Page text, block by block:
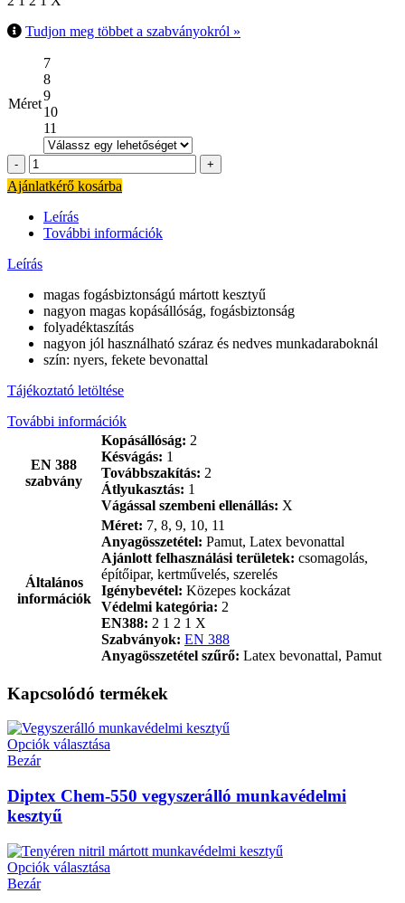
Tudjon meg többet a szabványokról »
Méret
7
8
9
10
11
Diptex
265
Supergrip
ökölcsontig
latex
mártott
munkavédelmi
kesztyű
mennyiség
Ajánlatkérő kosárba
Leírás
További információk
Leírás
magas fogásbiztonságú mártott kesztyű
nagyon magas kopásállóság, fogásbiztonság
folyadéktaszítás
nagyon jól használható száraz és nedves munkadaraboknál
szín: nyers, fekete bevonattal
Tájékoztató letöltése
További információk
EN 388
szabvány
Kopásállóság: 2
Késvágás: 1
Továbbszakítás: 2
Átlyukasztás: 1
Vágással szembeni ellenállás: X
Általános
információk
Méret: 7, 8, 9, 10, 11
Anyagösszetétel: Pamut, Latex bevonattal
Ajánlott felhasználási területek: csomagolás,
építőipar, kertművelés, szerelés
Igénybevétel: Közepes kockázat
Védelmi kategória: 2
EN388: 2 1 2 1 X
Szabványok: EN 388
Anyagösszetétel szűrő: Latex bevonattal, Pamut
Kapcsolódó termékek
Opciók választása
Bezár
Diptex Chem-550 vegyszerálló munkavédelmi
kesztyű
Opciók választása
Bezár